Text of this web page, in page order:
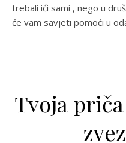
trebali ići sami , nego u
će vam savjeti pomoći u
Tvoja